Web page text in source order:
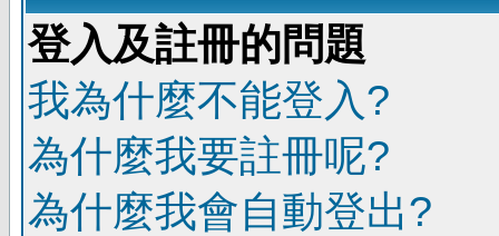
登入及註冊的問題
我為什麼不能登入?
為什麼我要註冊呢?
為什麼我會自動登出?